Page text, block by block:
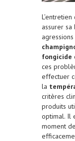
assurer
fongicide
ces
effectuer
la
critères
produits
optimal. Il
moment